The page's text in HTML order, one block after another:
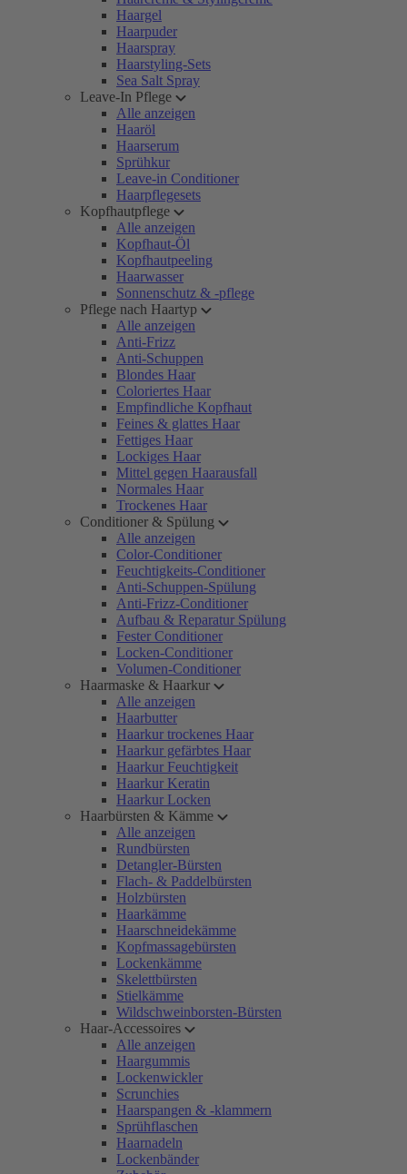
Haargel
Haarpuder
Haarspray
Haarstyling-Sets
Sea Salt Spray
Leave-In Pflege
Alle anzeigen
Haaröl
Haarserum
Sprühkur
Leave-in Conditioner
Haarpflegesets
Kopfhautpflege
Alle anzeigen
Kopfhaut-Öl
Kopfhautpeeling
Haarwasser
Sonnenschutz & -pflege
Pflege nach Haartyp
Alle anzeigen
Anti-Frizz
Anti-Schuppen
Blondes Haar
Coloriertes Haar
Empfindliche Kopfhaut
Feines & glattes Haar
Fettiges Haar
Lockiges Haar
Mittel gegen Haarausfall
Normales Haar
Trockenes Haar
Conditioner & Spülung
Alle anzeigen
Color-Conditioner
Feuchtigkeits-Conditioner
Anti-Schuppen-Spülung
Anti-Frizz-Conditioner
Aufbau & Reparatur Spülung
Fester Conditioner
Locken-Conditioner
Volumen-Conditioner
Haarmaske & Haarkur
Alle anzeigen
Haarbutter
Haarkur trockenes Haar
Haarkur gefärbtes Haar
Haarkur Feuchtigkeit
Haarkur Keratin
Haarkur Locken
Haarbürsten & Kämme
Alle anzeigen
Rundbürsten
Detangler-Bürsten
Flach- & Paddelbürsten
Holzbürsten
Haarkämme
Haarschneidekämme
Kopfmassagebürsten
Lockenkämme
Skelettbürsten
Stielkämme
Wildschweinborsten-Bürsten
Haar-Accessoires
Alle anzeigen
Haargummis
Lockenwickler
Scrunchies
Haarspangen & -klammern
Sprühflaschen
Haarnadeln
Lockenbänder